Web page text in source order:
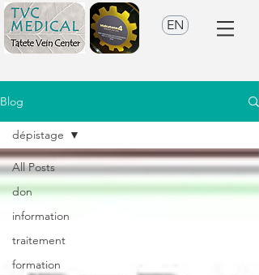
EN
Blog
All Posts
don
information
traitement
formation
dépistage